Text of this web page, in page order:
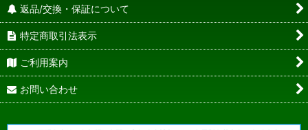
返品/交換・保証について
特定商取引法表示
ご利用案内
お問い合わせ